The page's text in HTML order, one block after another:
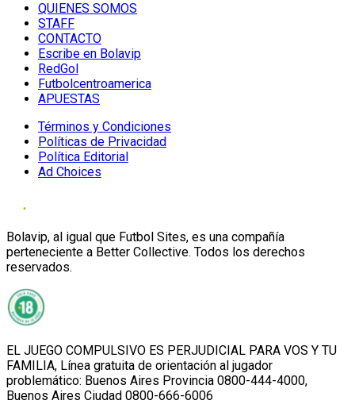
QUIENES SOMOS
STAFF
CONTACTO
Escribe en Bolavip
RedGol
Futbolcentroamerica
APUESTAS
Términos y Condiciones
Políticas de Privacidad
Política Editorial
Ad Choices
Bolavip, al igual que Futbol Sites, es una compañía
perteneciente a Better Collective. Todos los derechos
reservados.
EL JUEGO COMPULSIVO ES PERJUDICIAL PARA VOS Y TU
FAMILIA, Línea gratuita de orientación al jugador
problemático: Buenos Aires Provincia 0800-444-4000,
Buenos Aires Ciudad 0800-666-6006